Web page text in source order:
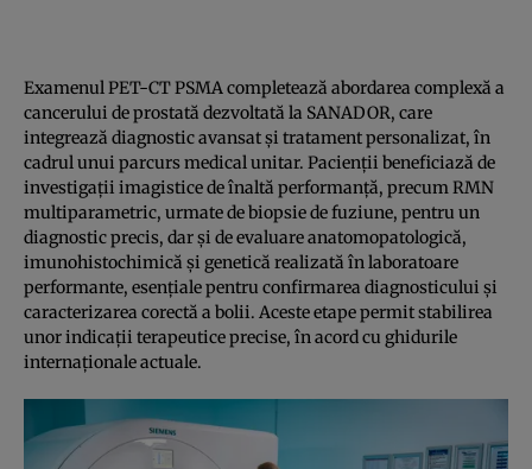
Examenul PET-CT PSMA completează abordarea complexă a
cancerului de prostată dezvoltată la SANADOR, care
integrează diagnostic avansat și tratament personalizat, în
cadrul unui parcurs medical unitar. Pacienții beneficiază de
investigații imagistice de înaltă performanță, precum RMN
multiparametric, urmate de biopsie de fuziune, pentru un
diagnostic precis, dar și de evaluare anatomopatologică,
imunohistochimică și genetică realizată în laboratoare
performante, esențiale pentru confirmarea diagnosticului și
caracterizarea corectă a bolii. Aceste etape permit stabilirea
unor indicații terapeutice precise, în acord cu ghidurile
internaționale actuale.